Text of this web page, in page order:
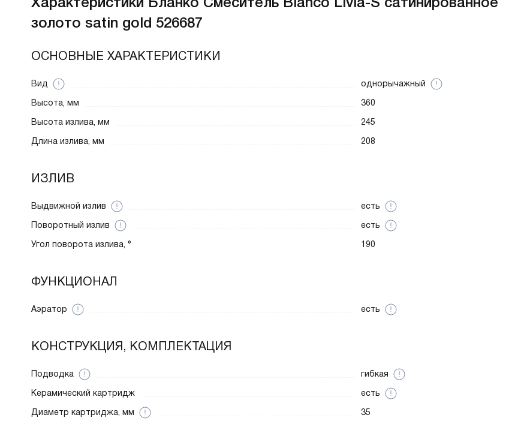
золото satin gold 526687
ОСНОВНЫЕ ХАРАКТЕРИСТИКИ
Вид
однорычажный
Высота, мм
360
Высота излива, мм
245
Длина излива, мм
208
ИЗЛИВ
Выдвижной излив
есть
Поворотный излив
есть
Угол поворота излива, °
190
ФУНКЦИОНАЛ
Аэратор есть
КОНСТРУКЦИЯ, КОМПЛЕКТАЦИЯ
Подводка
гибкая
Керамический картридж
есть
Диаметр картриджа, мм
35